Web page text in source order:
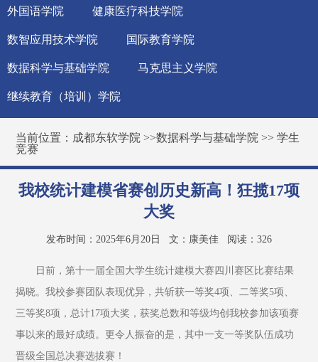
外国语学院 健康医疗科技学院
数智应用技术学院 国际教育学院
数据科学与基础学院 马克思主义学院
继续教育（培训）学院
当前位置： 成都东软学院 >>数据科学与基础学院 >>学生
竞赛
我校统计建模省赛创历史新高！狂揽17项
大奖
发布时间：2025年6月20日 文：康美佳 阅读： 326
日前，第十一届全国大学生统计建模大赛四川赛区比赛结果
揭晓。我校参赛团队表现优异，共斩获一等奖4项、二等奖5项、
三等奖8项，总计17项大奖，获奖总数和等级均创我校参加该项赛
事以来的最好成绩。更令人振奋的是，其中一支一等奖队伍成功
晋级全国总决赛选拔赛！